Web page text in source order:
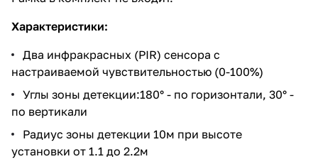
Характеристики:
Два инфракрасных (PIR) сенсора с
настраиваемой чувствительностью (0-100%)
Углы зоны детекции:180° - по горизонтали, 30° -
по вертикали
Радиус зоны детекции 10м при высоте
установки от 1.1 до 2.2м